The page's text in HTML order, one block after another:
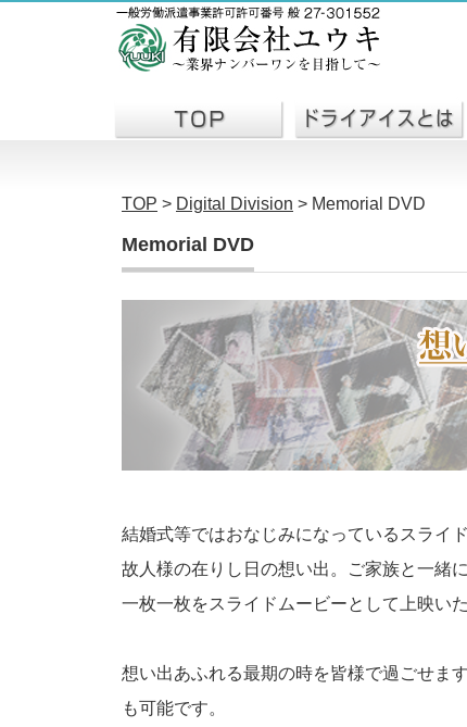
TOP > Digital Division > Memorial DVD
Memorial DVD
結婚式等ではおなじみになっているスライ
故人様の在りし日の想い出。ご家族と一緒
一枚一枚をスライドムービーとして上映いた
想い出あふれる最期の時を皆様で過ごせま
も可能です。